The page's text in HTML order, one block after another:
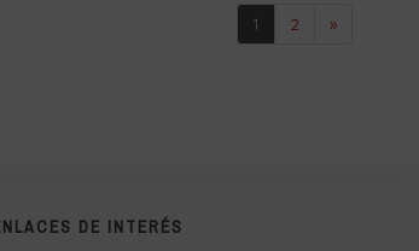
1
2 »
DE INTERÉS